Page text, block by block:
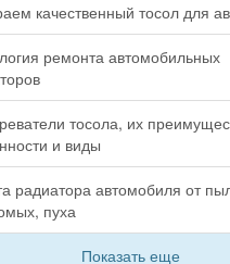
качественный тосол для
ремонта автомобильных
тосола, их
и виды
радиатора автомобиля от
пуха
Показать еще